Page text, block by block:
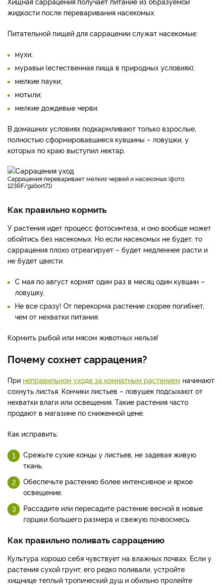
жидкости после переваривания насекомых.
Питательной пищей для саррацении служат насекомые:
мухи;
муравьи (естественная пища в природных условиях);
мелкие пауки;
мотыли;
мелкие дождевые черви.
В домашних условиях подкармливают только взрослые,
полностью сформировавшиеся кувшины – ловушки, у
которых по краю выступил нектар.
Саррацения переваривает мелких червей и насекомых (фото
123RF/gabort71)
Как правильно кормить
У растения идет процесс фотосинтеза, и оно вообще может
обойтись без насекомых. Но если насекомых не будет, то
саррацения плохо отреагирует – будет медленнее расти и
не будет цвести.
С мая по август кормят один раз в месяц один кувшин –
ловушку.
Не все сразу! От перекорма растение скорее погибнет,
чем от нехватки питания.
Кормить рыбой или мясом животных нельзя!
Почему сохнет саррацения?
При неправильном уходе за комнатным растением начинают
сохнуть листья. Кончики листьев – ловушек подсыхают от
нехватки влаги или освещения. Такие растения часто
продают в магазине по сниженной цене.
Как исправить:
Срежьте сухие концы у листьев, не задевая живую
ткань.
Обеспечьте растению более интенсивное и яркое
освещение.
Рассадите или пересадите растение весной в новые
горшки большего размера и свежую почвосмесь.
Как правильно поливать саррацению
Культура хорошо себя чувствует на влажных почвах. Если у
растения сухой грунт, его редко поливали, устройте
хищнице теплый тропический душ и обильно пролейте